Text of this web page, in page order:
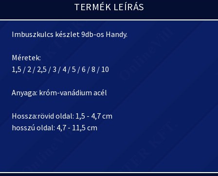
TERMÉK LEÍRÁS
Imbuszkulcs készlet 9db-os Handy.
Méretek:
1,5 / 2 / 2,5 / 3 / 4 / 5 / 6 / 8 / 10
Anyaga: króm-vanádium acél
Hossza:rövid oldal: 1,5 - 4,7 cm
hosszú oldal: 4,7 - 11,5 cm